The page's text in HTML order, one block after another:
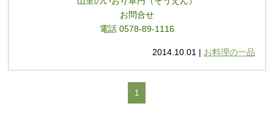
お問合せ
電話 0578-89-1116
2014.10.01 | お料理の一品
1